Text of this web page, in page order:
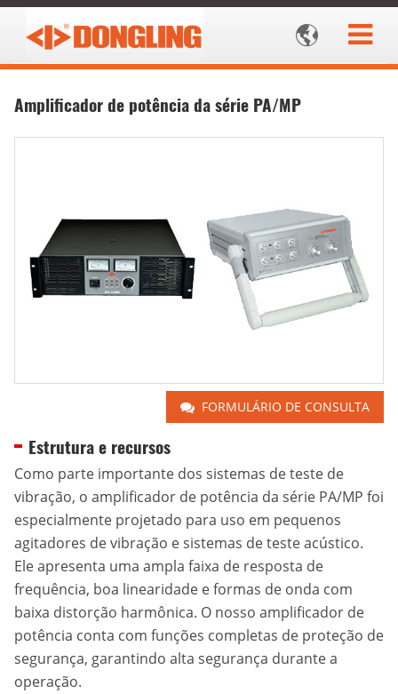

Amplificador de potência da série PA/MP
FORMULÁRIO DE CONSULTA
Estrutura e recursos
Como parte importante dos sistemas de teste de
vibração, o amplificador de potência da série PA/MP foi
especialmente projetado para uso em pequenos
agitadores de vibração e sistemas de teste acústico.
Ele apresenta uma ampla faixa de resposta de
frequência, boa linearidade e formas de onda com
baixa distorção harmônica. O nosso amplificador de
potência conta com funções completas de proteção de
segurança, garantindo alta segurança durante a
operação.